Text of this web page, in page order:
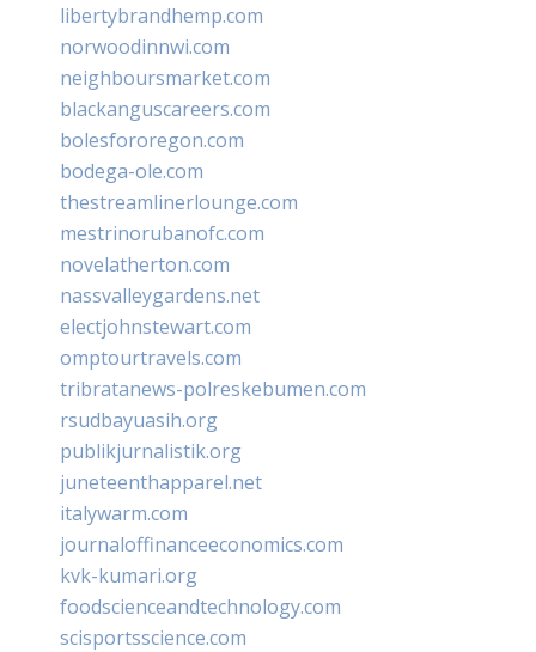
libertybrandhemp.com
norwoodinnwi.com
neighboursmarket.com
blackanguscareers.com
bolesfororegon.com
bodega-ole.com
thestreamlinerlounge.com
mestrinorubanofc.com
novelatherton.com
nassvalleygardens.net
electjohnstewart.com
omptourtravels.com
tribratanews-polreskebumen.com
rsudbayuasih.org
publikjurnalistik.org
juneteenthapparel.net
italywarm.com
journaloffinanceeconomics.com
kvk-kumari.org
foodscienceandtechnology.com
scisportsscience.com